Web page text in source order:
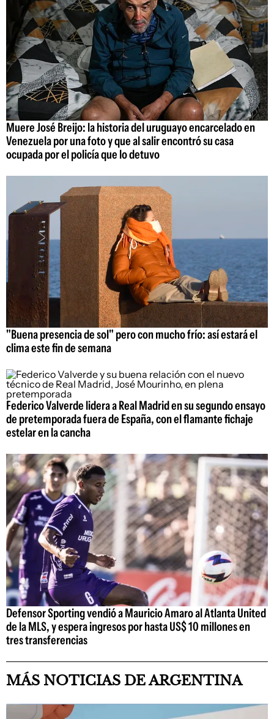
Muere José Breijo: la historia del uruguayo encarcelado en
Venezuela por una foto y que al salir encontró su casa
ocupada por el policía que lo detuvo
"Buena presencia de sol" pero con mucho frío: así estará el
clima este fin de semana
Federico Valverde lidera a Real Madrid en su segundo ensayo
de pretemporada fuera de España, con el flamante fichaje
estelar en la cancha
Defensor Sporting vendió a Mauricio Amaro al Atlanta United
de la MLS, y espera ingresos por hasta US$ 10 millones en
tres transferencias
MÁS NOTICIAS DE ARGENTINA